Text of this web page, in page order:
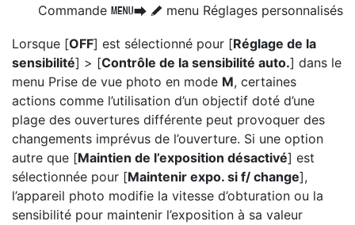
Commande GU A menu Réglages personnalisés
Lorsque [OFF] est sélectionné pour [Réglage de la
sensibilité] > [Contrôle de la sensibilité auto.] dans le
menu Prise de vue photo en mode M, certaines
actions comme l’utilisation d’un objectif doté d’une
plage des ouvertures différente peut provoquer des
changements imprévus de l’ouverture. Si une option
autre que [Maintien de l’exposition désactivé] est
sélectionnée pour [Maintenir expo. si f/ change],
l’appareil photo modifie la vitesse d’obturation ou la
sensibilité pour maintenir l’exposition à sa valeur